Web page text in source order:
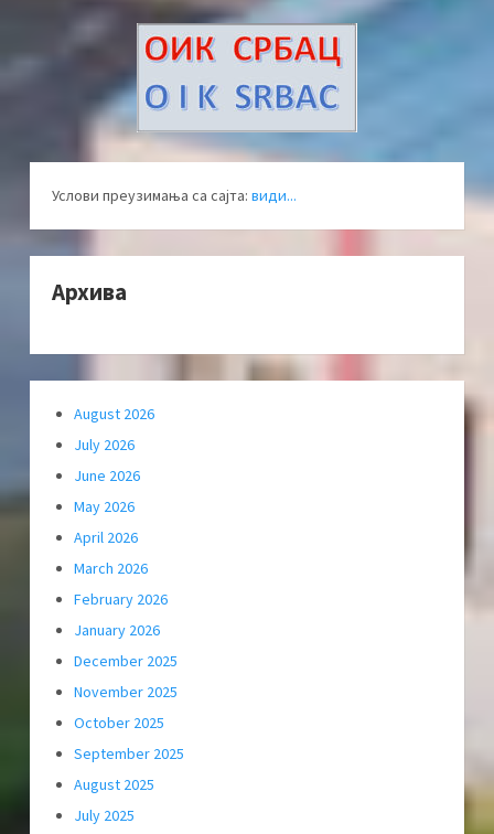
Услови преузимања са сајта: види...
Архива
August 2026
July 2026
June 2026
May 2026
April 2026
March 2026
February 2026
January 2026
December 2025
November 2025
October 2025
September 2025
August 2025
July 2025